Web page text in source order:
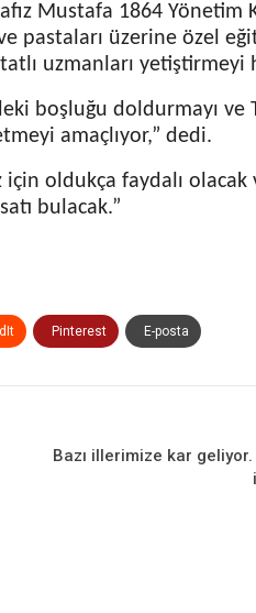
Mustafa 1864 Yönetim
pastaları üzerine özel
uzmanları yetiştirmeyi
boşluğu doldurmayı ve
amaçlıyor,” dedi.
oldukça faydalı olacak
bulacak.”
Pinterest E-posta
Bazı illerimize kar